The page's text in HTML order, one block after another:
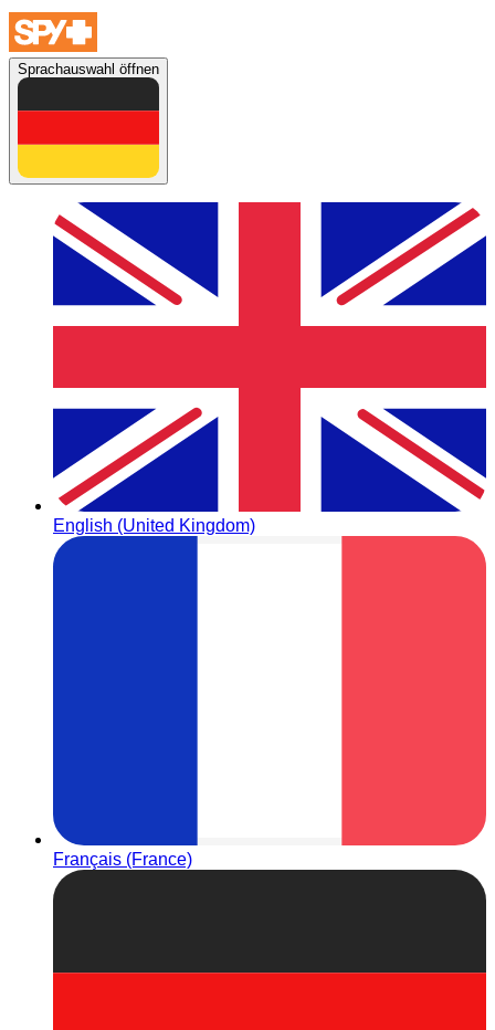
Sprachauswahl öffnen
English (United Kingdom)
Français (France)